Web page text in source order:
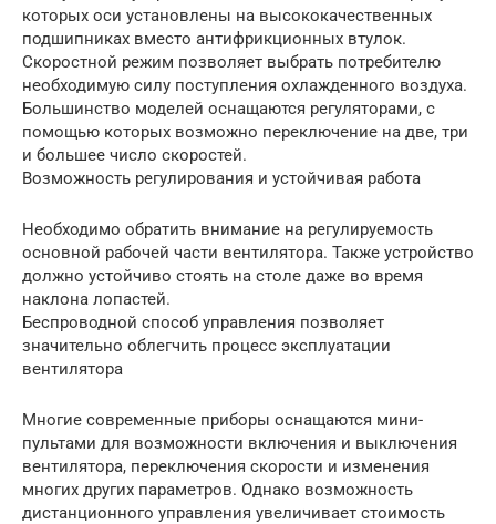
которых оси установлены на высококачественных
подшипниках вместо антифрикционных втулок.
Скоростной режим позволяет выбрать потребителю
необходимую силу поступления охлажденного воздуха.
Большинство моделей оснащаются регуляторами, с
помощью которых возможно переключение на две, три
и большее число скоростей.
Возможность регулирования и устойчивая работа
Необходимо обратить внимание на регулируемость
основной рабочей части вентилятора. Также устройство
должно устойчиво стоять на столе даже во время
наклона лопастей.
Беспроводной способ управления позволяет
значительно облегчить процесс эксплуатации
вентилятора
Многие современные приборы оснащаются мини-
пультами для возможности включения и выключения
вентилятора, переключения скорости и изменения
многих других параметров. Однако возможность
дистанционного управления увеличивает стоимость